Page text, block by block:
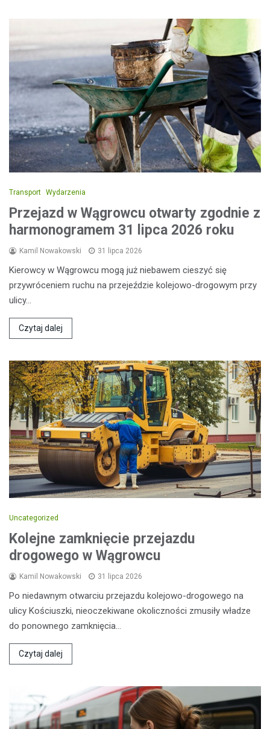
Transport Wydarzenia
Przejazd w Wągrowcu otwarty zgodnie z
harmonogramem 31 lipca 2026 roku
Kamil Nowakowski 31 lipca 2026
Kierowcy w Wągrowcu mogą już niebawem cieszyć się
przywróceniem ruchu na przejeździe kolejowo-drogowym przy
ulicy…
Czytaj dalej
Uncategorized
Kolejne zamknięcie przejazdu
drogowego w Wągrowcu
Kamil Nowakowski 31 lipca 2026
Po niedawnym otwarciu przejazdu kolejowo-drogowego na
ulicy Kościuszki, nieoczekiwane okoliczności zmusiły władze
do ponownego zamknięcia…
Czytaj dalej